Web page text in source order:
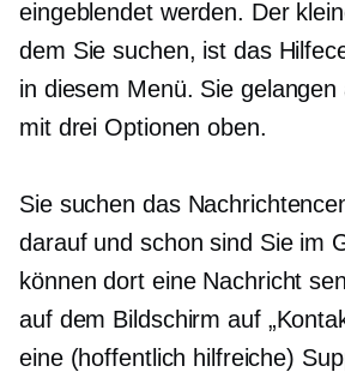
eingeblendet werden. Der
dem Sie suchen, ist das
in diesem Menü. Sie
mit drei Optionen oben.
Sie suchen das
darauf und schon sind Sie im
können dort eine Nachricht
auf dem Bildschirm auf
eine (hoffentlich hilfreiche)